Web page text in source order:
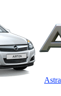
Astra